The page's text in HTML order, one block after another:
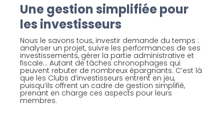
Une gestion simplifiée pour
les investisseurs
Nous le savons tous, investir demande du temps :
analyser un projet, suivre les performances de ses
investissements, gérer la partie administrative et
fiscale… Autant de tâches chronophages qui
peuvent rebuter de nombreux épargnants. C’est là
que les Clubs d’investisseurs entrent en jeu,
puisqu’ils offrent un cadre de gestion simplifié,
prenant en charge ces aspects pour leurs
membres.